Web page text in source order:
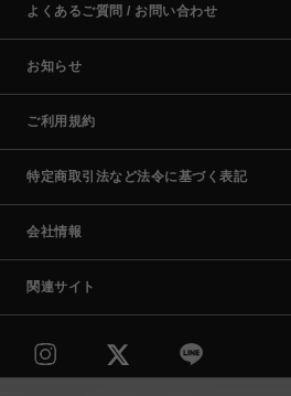
よくあるご質問 / お問い合わせ
お知らせ
ご利用規約
特定商取引法など法令に基づく表記
会社情報
関連サイト